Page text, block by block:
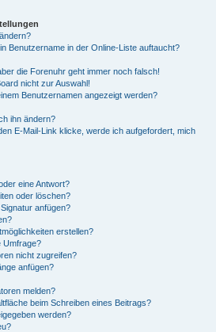
Benutzername in der Online-Liste auftaucht?
die Forenuhr geht immer noch falsch!
nicht zur Auswahl!
Benutzernamen angezeigt werden?
ihn ändern?
E-Mail-Link klicke, werde ich aufgefordert, mich
eine Antwort?
oder löschen?
anfügen?
erstellen?
Umfrage?
nicht zugreifen?
anfügen?
melden?
beim Schreiben eines Beitrags?
werden?